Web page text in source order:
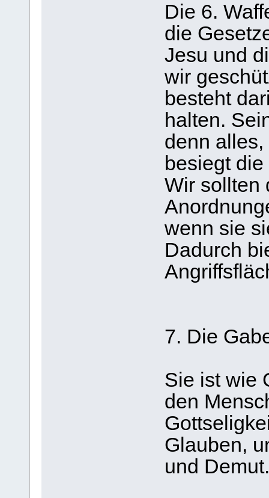
Die 6.
die
Jesu und
wir
besteht
halten.
denn
besiegt
Wir sollten
wenn sie
Dadurch
7. Die
Sie ist wie
den
Glauben,
und Demut.